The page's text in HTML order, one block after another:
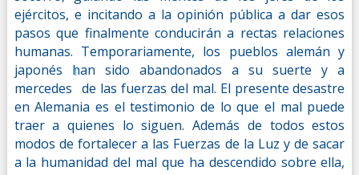
ejércitos, e incitando a la opinión pública a dar esos
pasos que finalmente conducirán a rectas relaciones
humanas. Temporariamente, los pueblos alemán y
japonés han sido abandonados a su suerte y a
mercedes
1
de las fuerzas del mal. El presente desastre
en Alemania es el testimonio de lo que el mal puede
traer a quienes lo siguen. Además de todos estos
modos de fortalecer a las Fuerzas de la Luz y de sacar
a la humanidad del mal que ha descendido sobre ella,